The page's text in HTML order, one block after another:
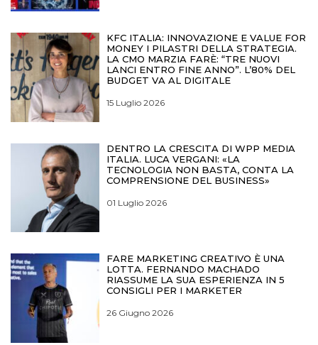
KFC ITALIA: INNOVAZIONE E VALUE FOR
MONEY I PILASTRI DELLA STRATEGIA.
LA CMO MARZIA FARÈ: “TRE NUOVI
LANCI ENTRO FINE ANNO”. L’80% DEL
BUDGET VA AL DIGITALE
15 Luglio 2026
DENTRO LA CRESCITA DI WPP MEDIA
ITALIA. LUCA VERGANI: «LA
TECNOLOGIA NON BASTA, CONTA LA
COMPRENSIONE DEL BUSINESS»
01 Luglio 2026
FARE MARKETING CREATIVO È UNA
LOTTA. FERNANDO MACHADO
RIASSUME LA SUA ESPERIENZA IN 5
CONSIGLI PER I MARKETER
26 Giugno 2026